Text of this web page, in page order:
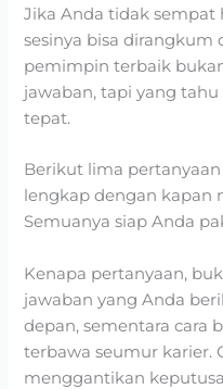
Jika Anda tidak sempat
sesinya bisa dirangkum
pemimpin terbaik
jawaban, tapi yang
tepat.
Berikut lima
lengkap dengan kapan
Semuanya siap Anda
Kenapa pertanyaan,
jawaban yang Anda
depan, sementara cara
terbawa seumur karier.
menggantikan